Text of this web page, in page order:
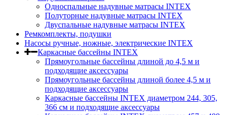
Односпальные надувные матрасы INTEX
Полуторные надувные матрасы INTEX
Двуспальные надувные матрасы INTEX
Ремкомплекты, подушки
Насосы ручные, ножные, электрические INTEX
Каркасные бассейны INTEX
Прямоугольные бассейны длиной до 4,5 м и
подходящие аксессуары
Прямоугольные бассейны длиной более 4,5 м и
подходящие аксессуары
Каркасные бассейны INTEX диаметром 244, 305,
366 см и подходящие аксессуары